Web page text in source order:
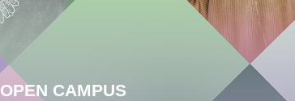
OPEN CAMPUS